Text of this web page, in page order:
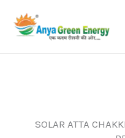
content
SOLAR ATTA